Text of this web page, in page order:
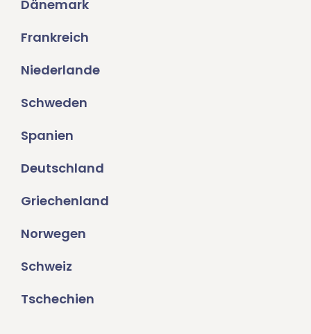
Dänemark
Frankreich
Niederlande
Schweden
Spanien
Deutschland
Griechenland
Norwegen
Schweiz
Tschechien